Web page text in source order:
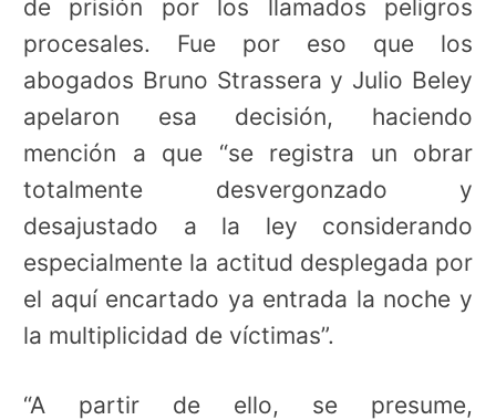
de prisión por los llamados peligros
procesales. Fue por eso que los
abogados Bruno Strassera y Julio Beley
apelaron esa decisión, haciendo
mención a que “se registra un obrar
totalmente desvergonzado y
desajustado a la ley considerando
especialmente la actitud desplegada por
el aquí encartado ya entrada la noche y
la multiplicidad de víctimas”.
“A partir de ello, se presume,